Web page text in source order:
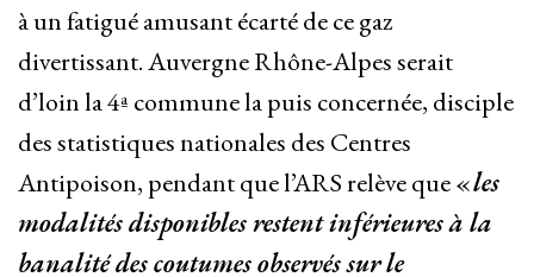
à un fatigué amusant écarté de ce gaz
divertissant. Auvergne Rhône-Alpes serait
d’loin la 4ª commune la puis concernée, disciple
des statistiques nationales des Centres
Antipoison, pendant que l’ARS relève que «les
modalités disponibles restent inférieures à la
banalité des coutumes observés sur le